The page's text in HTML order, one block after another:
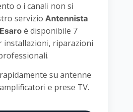
o i canali non si
servizio Antennista
è disponibile 7
installazioni, riparazioni
su antenne
e prese TV.